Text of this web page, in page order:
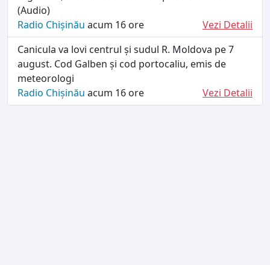
(Audio)
Radio Chișinău acum 16 ore
Vezi Detalii
Canicula va lovi centrul și sudul R. Moldova pe 7
august. Cod Galben și cod portocaliu, emis de
meteorologi
Radio Chișinău acum 16 ore Vezi Detalii